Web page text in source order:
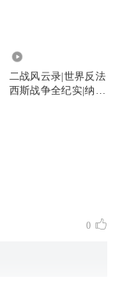
二战风云录|世界反法
西斯战争全纪实|纳粹
0